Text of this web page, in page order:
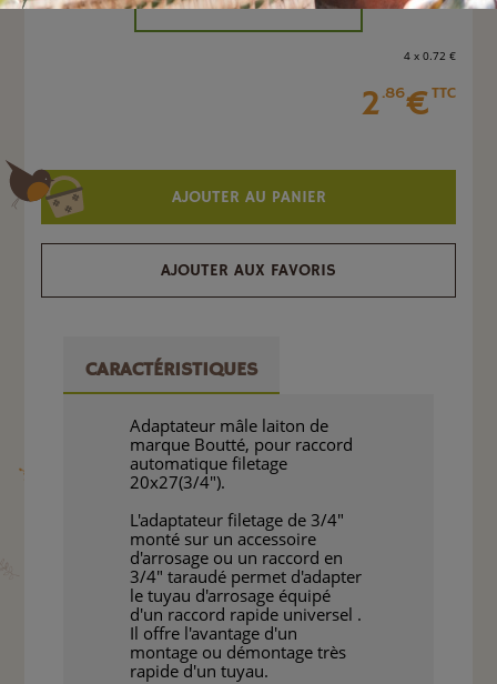
4 x 0.72 €
2.86€TTC
AJOUTER AU PANIER
AJOUTER AUX FAVORIS
CARACTÉRISTIQUES
Adaptateur mâle laiton de
marque Boutté, pour raccord
automatique filetage
20x27(3/4").
L'adaptateur filetage de 3/4"
monté sur un accessoire
d'arrosage ou un raccord en
3/4" taraudé permet d'adapter
le tuyau d'arrosage équipé
d'un raccord rapide universel .
Il offre l'avantage d'un
montage ou démontage très
rapide d'un tuyau.